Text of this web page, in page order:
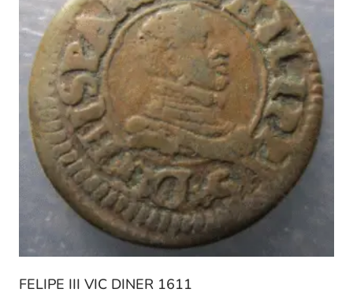
FELIPE III VIC DINER 1611